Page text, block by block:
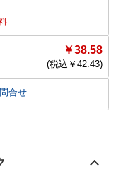
￥38.58
(税込￥ 42.43)
合せ